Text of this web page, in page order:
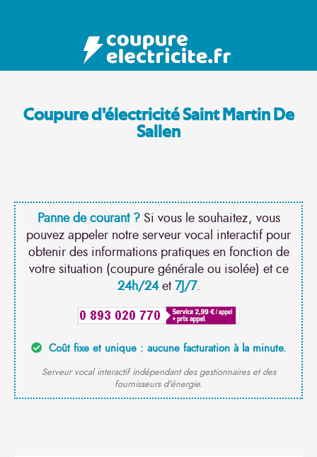
Coupure d'électricité Saint Martin De
Sallen
Panne de courant ?Si vous le souhaitez, vous
pouvez appeler notre serveur vocal interactif pour
obtenir des informations pratiques en fonction de
votre situation (coupure générale ou isolée) et ce
24h/24et7J/7.
Coût fixe et unique : aucune facturation à la minute.
Serveur vocal interactif indépendant des gestionnaires et des
fournisseurs d'énergie.